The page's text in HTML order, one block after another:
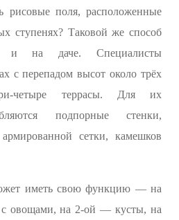
рисовые поля, расположенные
ступенях? Таковой же способ
и на даче. Специалисты
с перепадом высот около трёх
четыре террасы. Для их
подпорные стенки,
сетки, камешков
иметь свою функцию — на
с овощами, на 2-ой — кусты, на